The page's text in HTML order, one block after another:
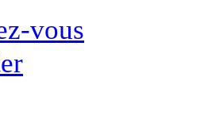
vous